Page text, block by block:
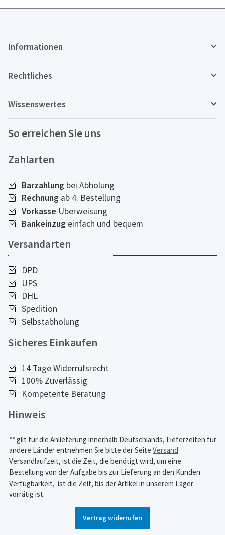
Informationen
Rechtliches
Wissenswertes
So erreichen Sie uns
Zahlarten
Barzahlung bei Abholung
Rechnung ab 4. Bestellung
Vorkasse Überweisung
Bankeinzug einfach und bequem
Versandarten
DPD
UPS
DHL
Spedition
Selbstabholung
Sicheres Einkaufen
14 Tage Widerrufsrecht
100% Zuverlässig
Kompetente Beratung
Hinweis
** gilt für die Anlieferung innerhalb Deutschlands, Lieferzeiten für
andere Länder entnehmen Sie bitte der Seite Versand
Versandlaufzeit, ist die Zeit, die benötigt wird, um eine
Bestellung von der Aufgabe bis zur Lieferung an den Kunden.
Verfügbarkeit, ist die Zeit, bis der Artikel in unserem Lager
vorrätig ist.
Vertrag widerrufen